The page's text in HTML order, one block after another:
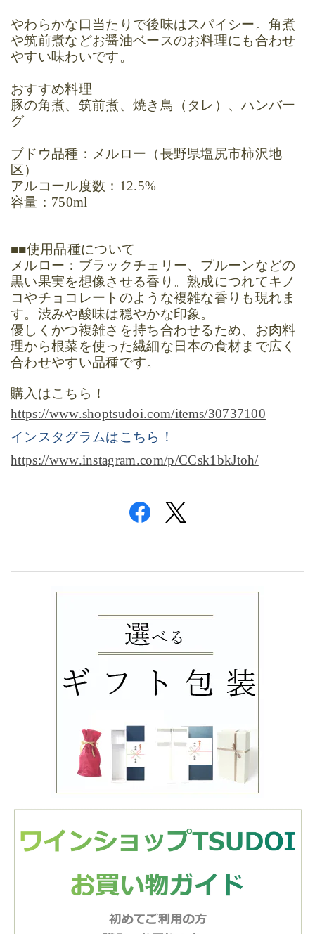
やわらかな口当たりで後味はスパイシー。角煮
や筑前煮などお醤油ベースのお料理にも合わせ
やすい味わいです。
おすすめ料理
豚の角煮、筑前煮、焼き鳥（タレ）、ハンバー
グ
ブドウ品種：メルロー（長野県塩尻市柿沢地
区）
アルコール度数： 12.5%
容量： 750ml
■■使用品種について
メルロー：ブラックチェリー、プルーンなどの
黒い果実を想像させる香り。熟成につれてキノ
コやチョコレートのような複雑な香りも現れま
す。渋みや酸味は穏やかな印象。
優しくかつ複雑さを持ち合わせるため、お肉料
理から根菜を使った繊細な日本の食材まで広く
合わせやすい品種です。
購入はこちら！
https://www.shoptsudoi.com/items/30737100
インスタグラムはこちら！
https://www.instagram.com/p/CCsk1bkJtoh/